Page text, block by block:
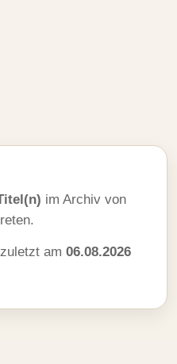
im Archiv von
am 06.08.2026